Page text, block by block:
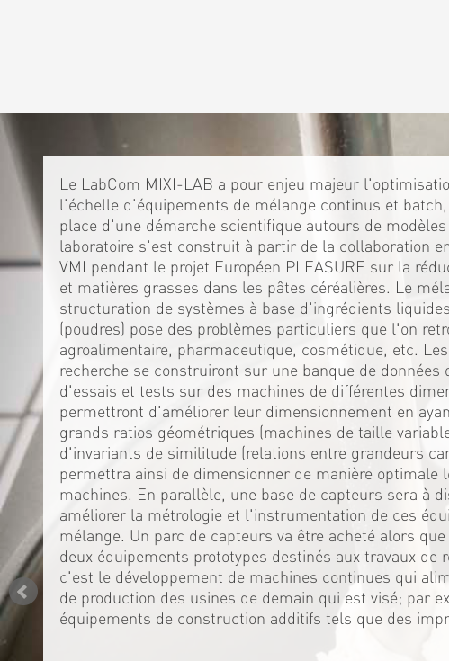
Le LabCom MIXI-LAB a pour enjeu majeur
l'échelle d'équipements de mélange continus et
place d'une démarche scientifique autours de
laboratoire s'est construit à partir de la collaboration
VMI pendant le projet Européen PLEASURE sur la
et matières grasses dans les pâtes céréalières. Le
structuration de systèmes à base d'ingrédients
(poudres) pose des problèmes particuliers que l'on
agroalimentaire, pharmaceutique, cosmétique, etc.
recherche se construiront sur une banque de données
d'essais et tests sur des machines de différentes
permettront d'améliorer leur dimensionnement en
grands ratios géométriques (machines de taille
d'invariants de similitude (relations entre grandeurs
permettra ainsi de dimensionner de manière optimale
machines. En parallèle, une base de capteurs sera à
améliorer la métrologie et l'instrumentation de ces
mélange. Un parc de capteurs va être acheté alors
deux équipements prototypes destinés aux travaux de
c'est le développement de machines continues qui
de production des usines de demain qui est visé; par
équipements de construction additifs tels que des